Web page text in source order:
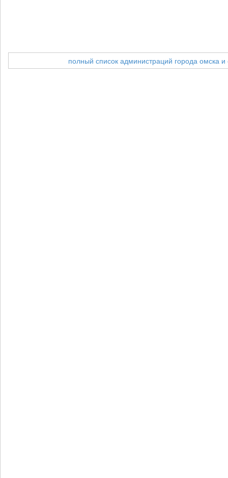
полный список администраций города омска и